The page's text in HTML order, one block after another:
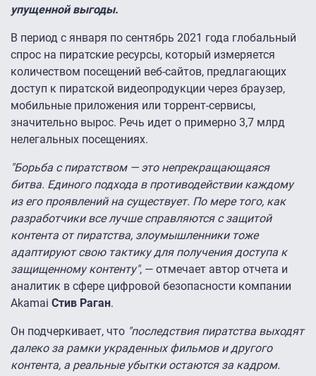
упущенной выгоды.
В период с января по сентябрь 2021 года глобальный
спрос на пиратские ресурсы, который измеряется
количеством посещений веб-сайтов, предлагающих
доступ к пиратской видеопродукции через браузер,
мобильные приложения или торрент-сервисы,
значительно вырос. Речь идет о примерно 3,7 млрд
нелегальных посещениях.
"Борьба с пиратством — это непрекращающаяся
битва. Единого подхода в противодействии каждому
из его проявлений на существует. По мере того, как
разработчики все лучше справляются с защитой
контента от пиратства, злоумышленники тоже
адаптируют свою тактику для получения доступа к
защищенному контенту", — отмечает автор отчета и
аналитик в сфере цифровой безопасности компании
Akamai Стив Раган.
Он подчеркивает, что "последствия пиратства выходят
далеко за рамки украденных фильмов и другого
контента, а реальные убытки остаются за кадром.